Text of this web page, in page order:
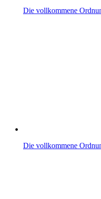
Die vollkommene
Die vollkommene